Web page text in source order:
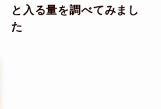
と入る量を調べてみまし
た